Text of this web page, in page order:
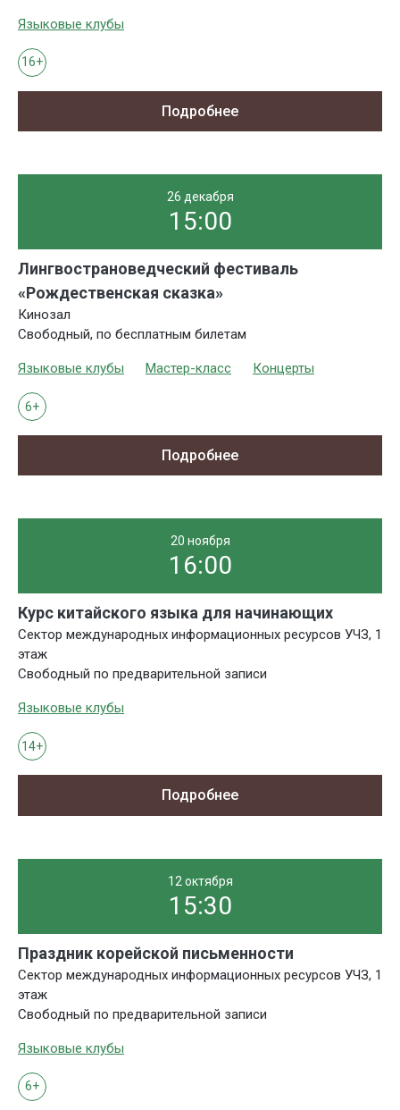
Языковые клубы
16+
Подробнее
26 декабря
15:00
Лингвострановедческий фестиваль
«Рождественская сказка»
Кинозал
Свободный, по бесплатным билетам
Языковые клубы Мастер-класс Концерты
6+
Подробнее
20 ноября
16:00
Курс китайского языка для начинающих
Сектор международных информационных ресурсов УЧЗ, 1
этаж
Свободный по предварительной записи
Языковые клубы
14+
Подробнее
12 октября
15:30
Праздник корейской письменности
Сектор международных информационных ресурсов УЧЗ, 1
этаж
Свободный по предварительной записи
Языковые клубы
6+